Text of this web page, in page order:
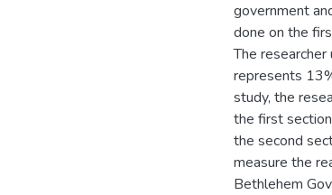
government
done on the
The
represents
study, the
the first
the second
measure the
Bethlehem